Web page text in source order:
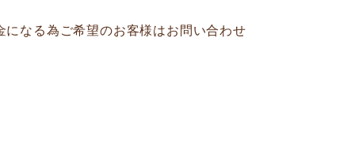
なる為ご希望のお客様はお問い合わせ